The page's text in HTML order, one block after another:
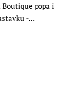
popa i
-…